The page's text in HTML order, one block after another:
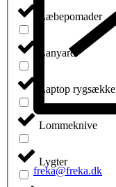
Læbepomader
Lanyard
Laptop rygsække
Lommeknive
Lygter
freka@freka.dk